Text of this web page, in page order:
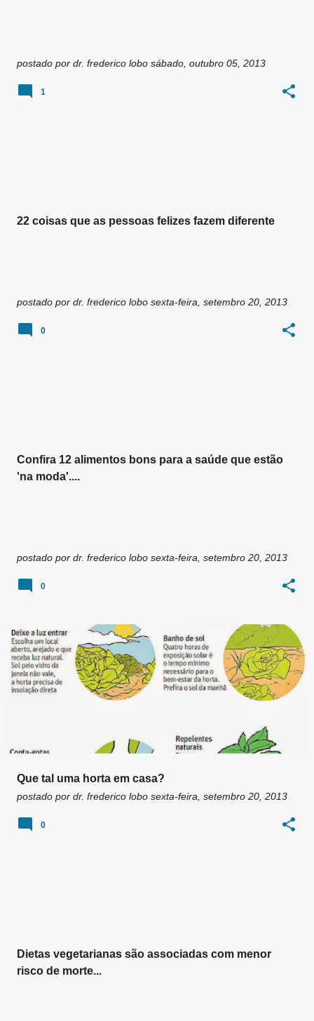
postado por dr. frederico lobo sábado, outubro 05, 2013
1
22 coisas que as pessoas felizes fazem diferente
postado por dr. frederico lobo sexta-feira, setembro 20, 2013
0
Confira 12 alimentos bons para a saúde que estão
'na moda'....
postado por dr. frederico lobo sexta-feira, setembro 20, 2013
0
Que tal uma horta em casa?
postado por dr. frederico lobo sexta-feira, setembro 20, 2013
0
Dietas vegetarianas são associadas com menor
risco de morte...